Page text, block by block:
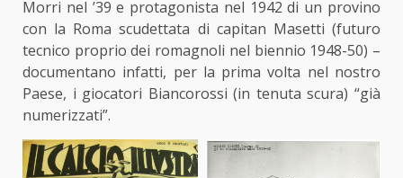
Morri nel ’39 e protagonista nel 1942 di un provino
con la Roma scudettata di capitan Masetti (futuro
tecnico proprio dei romagnoli nel biennio 1948-50) –
documentano infatti, per la prima volta nel nostro
Paese, i giocatori Biancorossi (in tenuta scura) “già
numerizzati”.